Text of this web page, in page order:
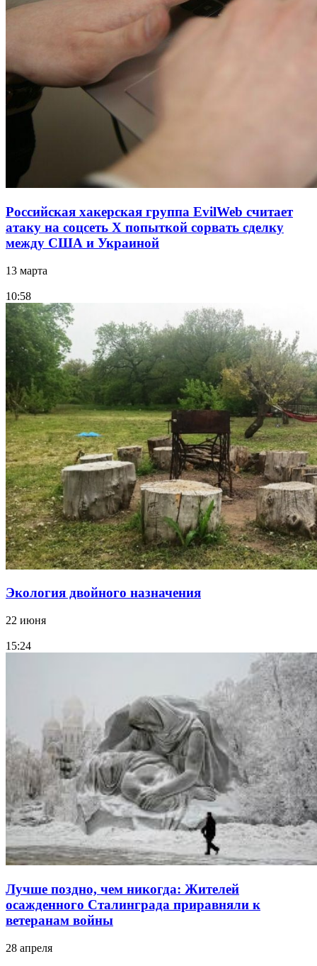
Российская хакерская группа EvilWeb считает
атаку на соцсеть Х попыткой сорвать сделку
между США и Украиной
13 марта
10:58
Экология двойного назначения
22 июня
15:24
Лучше поздно, чем никогда: Жителей
осажденного Сталинграда приравняли к
ветеранам войны
28 апреля